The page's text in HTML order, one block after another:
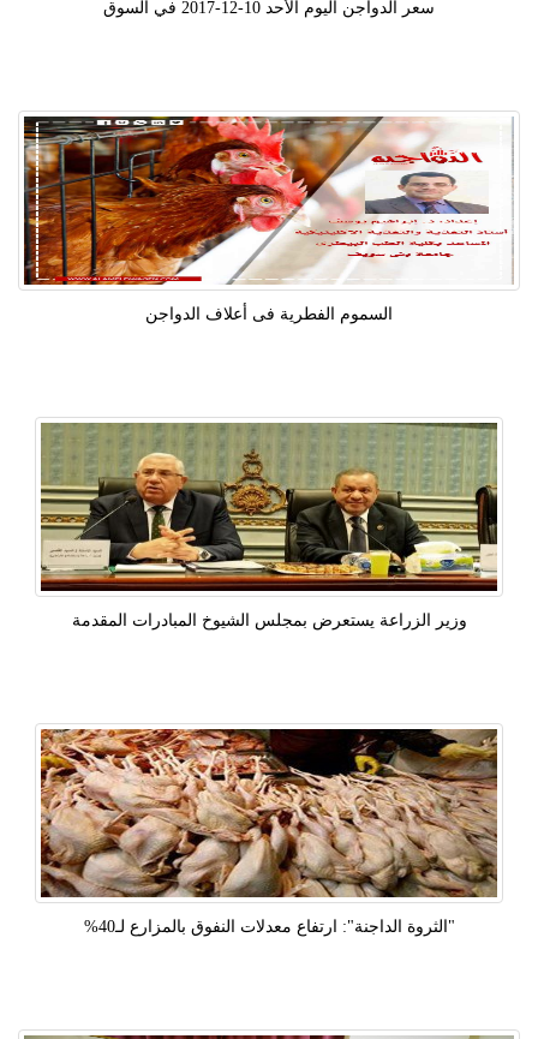
سعر الدواجن اليوم الأحد 10-12-2017 في السوق
السموم الفطرية فى أعلاف الدواجن
وزير الزراعة يستعرض بمجلس الشيوخ المبادرات المقدمة
"الثروة الداجنة": ارتفاع معدلات النفوق بالمزارع لـ40%